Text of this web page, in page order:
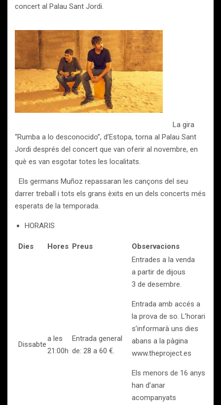
concert al Palau Sant Jordi.
La gira
“Rumba a lo desconocido”, d’Estopa, torna al Palau Sant
Jordi després del concert que van oferir al novembre, en
què es van esgotar totes les localitats.
Els germans Muñoz repassaran les cançons del seu
darrer treball i tots els grans èxits en un dels concerts més
esperats de la temporada.
HORARIS
Dies Hores Preus Observacions
Dissabte
a les
21:00h
Entrada general
de: 28 a 60 €.
Entrades a la venda
a partir de dijous
3 de desembre.
Entrada amb accés a
la prova de so. L’horari
s’informarà uns dies
abans a la pàgina
www.theproject.es
Els menors de 16 anys
han d’anar
acompanyats